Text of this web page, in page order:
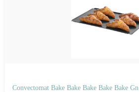
Convectomat Bake Bake Bake Bake Bake